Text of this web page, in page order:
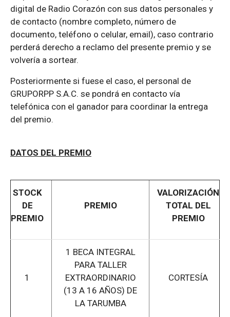
digital de Radio Corazón con sus datos personales y
de contacto (nombre completo, número de
documento, teléfono o celular, email), caso contrario
perderá derecho a reclamo del presente premio y se
volvería a sortear.
Posteriormente si fuese el caso, el personal de
GRUPORPP S.A.C. se pondrá en contacto vía
telefónica con el ganador para coordinar la entrega
del premio.
DATOS DEL PREMIO
STOCK
DE
PREMIO
PREMIO
VALORIZACIÓN
TOTAL DEL
PREMIO
1
1 BECA INTEGRAL
PARA TALLER
EXTRAORDINARIO
(13 A 16 AÑOS) DE
LA TARUMBA
CORTESÍA